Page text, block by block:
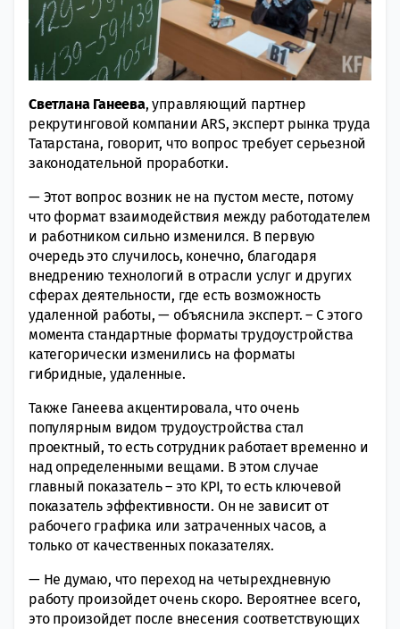
Светлана Ганеева, управляющий партнер
рекрутинговой компании ARS, эксперт рынка труда
Татарстана, говорит, что вопрос требует серьезной
законодательной проработки.
— Этот вопрос возник не на пустом месте, потому
что формат взаимодействия между работодателем
и работником сильно изменился. В первую
очередь это случилось, конечно, благодаря
внедрению технологий в отрасли услуг и других
сферах деятельности, где есть возможность
удаленной работы, — объяснила эксперт. – С этого
момента стандартные форматы трудоустройства
категорически изменились на форматы
гибридные, удаленные.
Также Ганеева акцентировала, что очень
популярным видом трудоустройства стал
проектный, то есть сотрудник работает временно и
над определенными вещами. В этом случае
главный показатель – это KPI, то есть ключевой
показатель эффективности. Он не зависит от
рабочего графика или затраченных часов, а
только от качественных показателях.
— Не думаю, что переход на четырехдневную
работу произойдет очень скоро. Вероятнее всего,
это произойдет после внесения соответствующих